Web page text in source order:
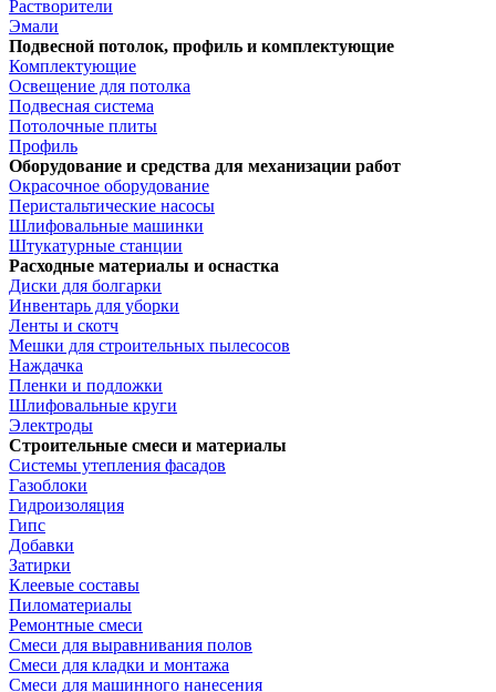
Растворители
Эмали
Подвесной потолок, профиль и комплектующие
Комплектующие
Освещение для потолка
Подвесная система
Потолочные плиты
Профиль
Оборудование и средства для механизации работ
Окрасочное оборудование
Перистальтические насосы
Шлифовальные машинки
Штукатурные станции
Расходные материалы и оснастка
Диски для болгарки
Инвентарь для уборки
Ленты и скотч
Мешки для строительных пылесосов
Наждачка
Пленки и подложки
Шлифовальные круги
Электроды
Строительные смеси и материалы
Системы утепления фасадов
Газоблоки
Гидроизоляция
Гипс
Добавки
Затирки
Клеевые составы
Пиломатериалы
Ремонтные смеси
Смеси для выравнивания полов
Смеси для кладки и монтажа
Смеси для машинного нанесения